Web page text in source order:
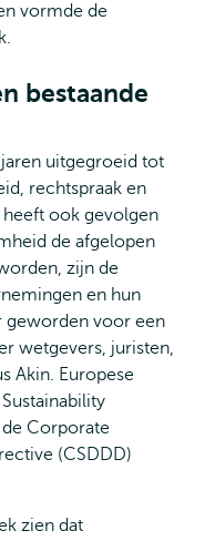
vormde de
bestaande
uitgegroeid tot
rechtspraak en
ook gevolgen
de afgelopen
zijn de
en hun
geworden voor een
wetgevers, juristen,
Akin. Europese
Corporate
(CSDDD)
zien dat